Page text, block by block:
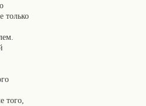
только
того,